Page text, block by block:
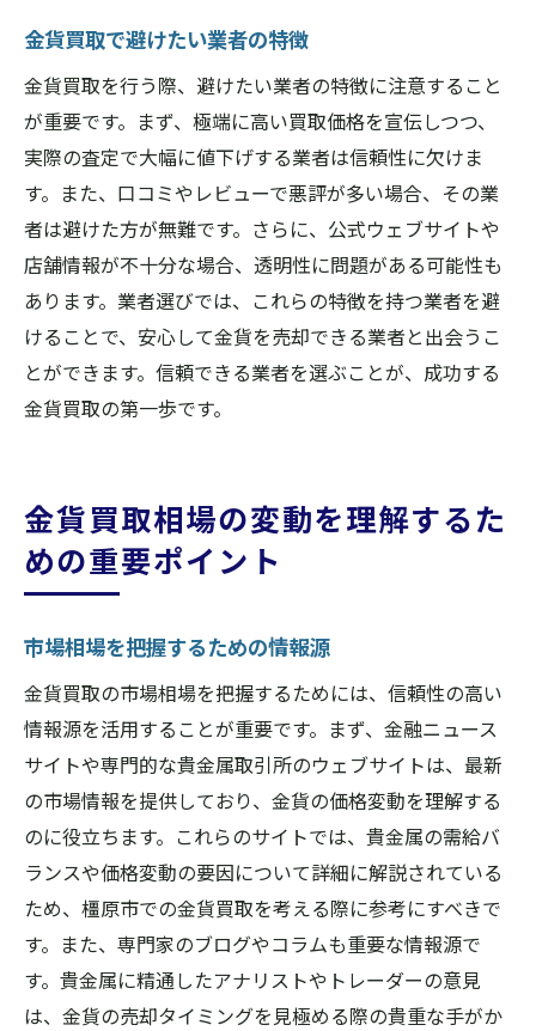
金貨買取で避けたい業者の特徴
金貨買取を行う際、避けたい業者の特徴に注意すること
が重要です。まず、極端に高い買取価格を宣伝しつつ、
実際の査定で大幅に値下げする業者は信頼性に欠けま
す。また、口コミやレビューで悪評が多い場合、その業
者は避けた方が無難です。さらに、公式ウェブサイトや
店舗情報が不十分な場合、透明性に問題がある可能性も
あります。業者選びでは、これらの特徴を持つ業者を避
けることで、安心して金貨を売却できる業者と出会うこ
とができます。信頼できる業者を選ぶことが、成功する
金貨買取の第一歩です。
金貨買取相場の変動を理解するた
めの重要ポイント
市場相場を把握するための情報源
金貨買取の市場相場を把握するためには、信頼性の高い
情報源を活用することが重要です。まず、金融ニュース
サイトや専門的な貴金属取引所のウェブサイトは、最新
の市場情報を提供しており、金貨の価格変動を理解する
のに役立ちます。これらのサイトでは、貴金属の需給バ
ランスや価格変動の要因について詳細に解説されている
ため、橿原市での金貨買取を考える際に参考にすべきで
す。また、専門家のブログやコラムも重要な情報源で
す。貴金属に精通したアナリストやトレーダーの意見
は、金貨の売却タイミングを見極める際の貴重な手がか